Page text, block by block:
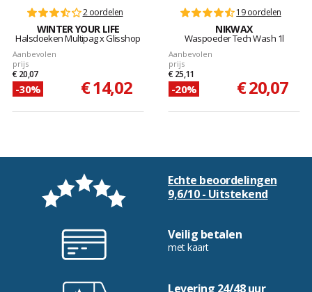
2 oordelen
WINTER YOUR LIFE
Halsdoeken Multipag x Glisshop
Aanbevolen
prijs
€ 20,07
-30% € 14,02
19 oordelen
NIKWAX
Waspoeder Tech Wash 1l
Aanbevolen
prijs
€ 25,11
-20% € 20,07
Echte beoordelingen
9,6/10 - Uitstekend
Veilig betalen
met kaart
Levering 24/48 uur